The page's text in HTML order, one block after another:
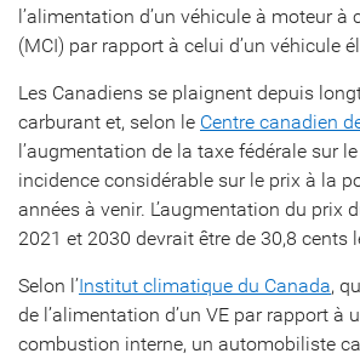
l’alimentation d’un véhicule à moteur
(MCI) par rapport à celui d’un véhicule
Les Canadiens se plaignent depuis
carburant et, selon le Centre canadien
l’augmentation de la taxe fédérale sur
incidence considérable sur le prix à la
années à venir. L’augmentation du prix
2021 et 2030 devrait être de 30,8 cents
Selon l’Institut climatique du Canada,
de l’alimentation d’un VE par rapport à
combustion interne, un automobiliste